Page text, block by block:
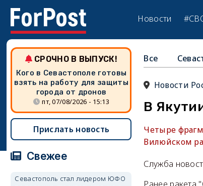
Новости
Все
Новости
В
Четыре
Вилюйском
Служба
СРОЧНО В ВЫПУСК!
Кого в Севастополе готовы
взять на работу для защиты
города от дронов
пт, 07/08/2026 - 15:13
Прислать новость
Свежее
Севастополь стал лидером ЮФО